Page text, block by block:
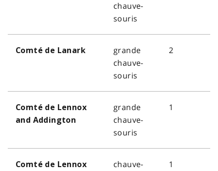
chauve-
souris
Comté de Lanark
grande
chauve-
souris
2
Comté de Lennox
and Addington
grande
chauve-
souris
1
Comté de Lennox
chauve-
1